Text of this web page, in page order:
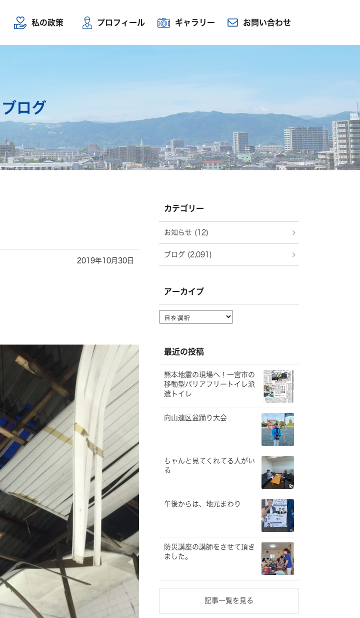
私の政策 プロフィール ギャラリー お問い合わせ
ブログ
2019年10月30日
カテゴリー
お知らせ (12)
ブログ (2,091)
アーカイブ
ア
ー
ブ
最近の投稿
熊本地震の現場へ！一宮市の
移動型バリアフリートイレ派
遣トイレ
向山連区盆踊り大会
ちゃんと見てくれてる人がい
る
午後からは、地元まわり
防災講座の講師をさせて頂き
ました。
記事一覧を見る